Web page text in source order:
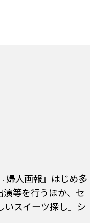
婦人画報』はじめ多
等を行うほか、セ
いスイーツ探し』シ